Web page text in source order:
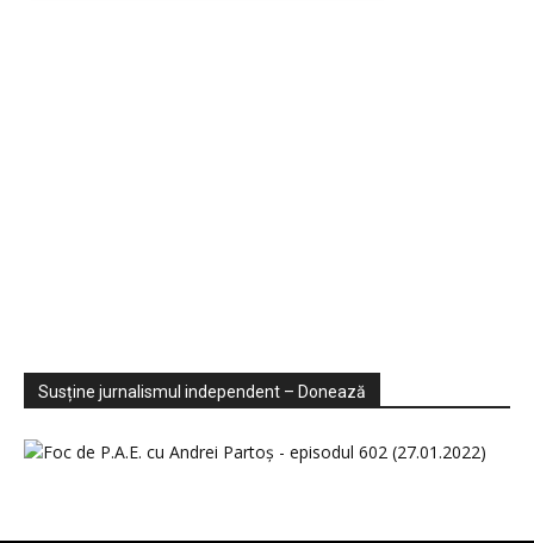
Sondaje
Video
Susține jurnalismul independent – Donează